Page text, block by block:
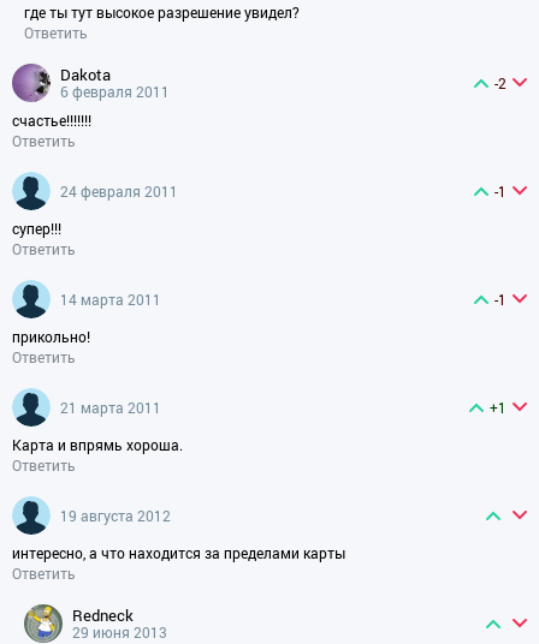
где ты тут высокое разрешение увидел?
Ответить
dakota
6 февраля 2011
-2
счастье!!!!!!!
Ответить
24 февраля 2011
-1
супер!!!
Ответить
14 марта 2011
-1
прикольно!
Ответить
21 марта 2011
+1
Карта и впрямь хороша.
Ответить
19 августа 2012
интересно, а что находится за пределами карты
Ответить
redneck
29 июня 2013